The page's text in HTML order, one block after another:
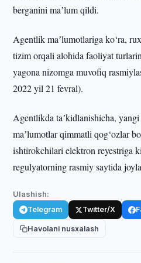
berganini maʼlum qildi.
Agentlik maʼlumotlariga ko‘ra,
tizim orqali alohida faoliyat
yagona nizomga muvofiq
2022 yil 21 fevral).
Agentlikda taʼkidlanishicha,
maʼlumotlar qimmatli qog‘ozlar
ishtirokchilari elektron reyestriga
regulyatorning rasmiy saytida
Ulashish:
Telegram Twitter/X
Havolani nusxalash